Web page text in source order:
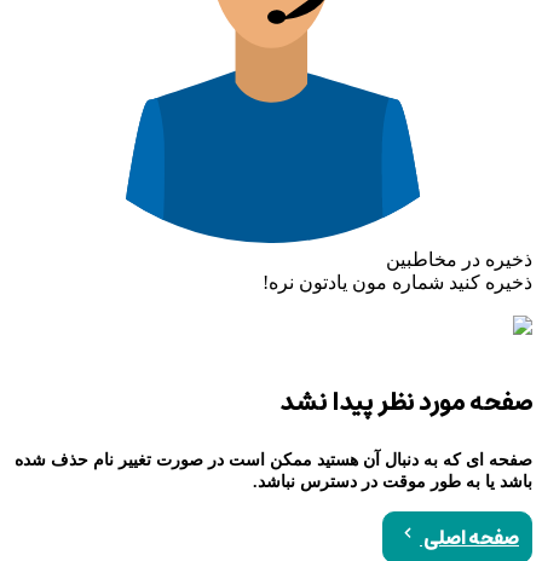
ذخیره در مخاطبین
ذخیره کنید شماره مون یادتون نره!
صفحه مورد نظر پیدا نشد
صفحه ای که به دنبال آن هستید ممکن است در صورت تغییر نام حذف شده
باشد یا به طور موقت در دسترس نباشد.
صفحه اصلی